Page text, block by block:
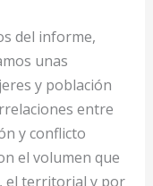
del informe,
unas
y población
entre
y conflicto
el volumen que
el territorial y por